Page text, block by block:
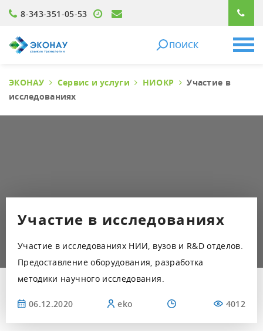
8-343-351-05-53
ПОИСК
ЭКОНАУ Сервис и услуги НИОКР
Участие в
исследованиях
Участие в исследованиях
Участие в исследованиях НИИ, вузов и R&D отделов.
Предоставление оборудования, разработка
методики научного исследования.
06.12.2020 eko 4012